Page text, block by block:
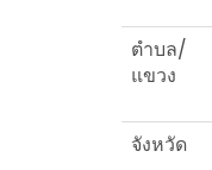
ตำบล/
แขวง
จังหวัด